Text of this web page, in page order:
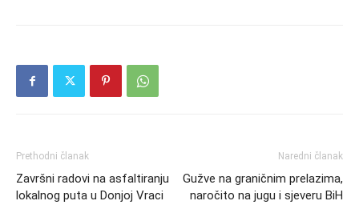
Prethodni članak
Završni radovi na asfaltiranju
lokalnog puta u Donjoj Vraci
Naredni članak
Gužve na graničnim prelazima,
naročito na jugu i sjeveru BiH